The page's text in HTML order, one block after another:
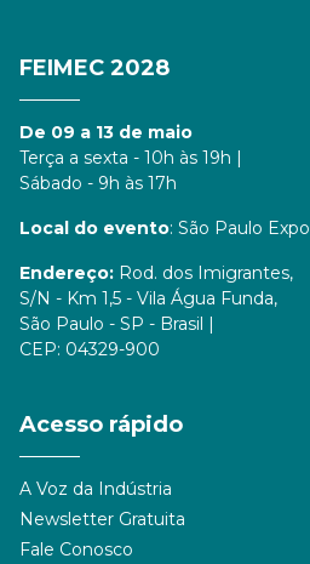
FEIMEC 2028
De 09 a 13 de maio
Terça a sexta - 10h às 19h |
Sábado - 9h às 17h
Local do evento: São Paulo Expo
Endereço: Rod. dos Imigrantes,
S/N - Km 1,5 - Vila Água Funda,
São Paulo - SP - Brasil |
CEP: 04329-900
Acesso rápido
A Voz da Indústria
Newsletter Gratuita
Fale Conosco